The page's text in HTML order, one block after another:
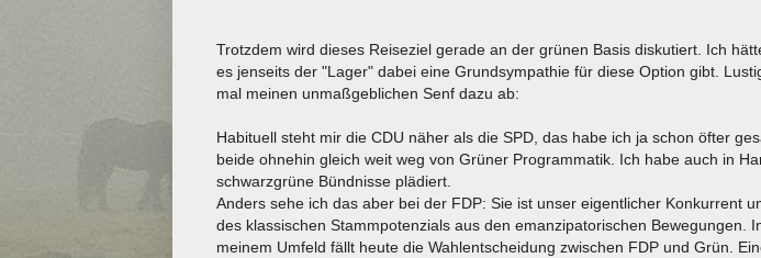
Trotzdem wird dieses Reiseziel gerade an der grünen Basis diskutiert. Ich
es jenseits der "Lager" dabei eine Grundsympathie für diese Option gibt.
mal meinen unmaßgeblichen Senf dazu ab:
Habituell steht mir die CDU näher als die SPD, das habe ich ja schon öfter
beide ohnehin gleich weit weg von Grüner Programmatik. Ich habe auch in
schwarzgrüne Bündnisse plädiert.
Anders sehe ich das aber bei der FDP: Sie ist unser eigentlicher Konkurrent
des klassischen Stammpotenzials aus den emanzipatorischen Bewegungen.
meinem Umfeld fällt heute die Wahlentscheidung zwischen FDP und Grün.